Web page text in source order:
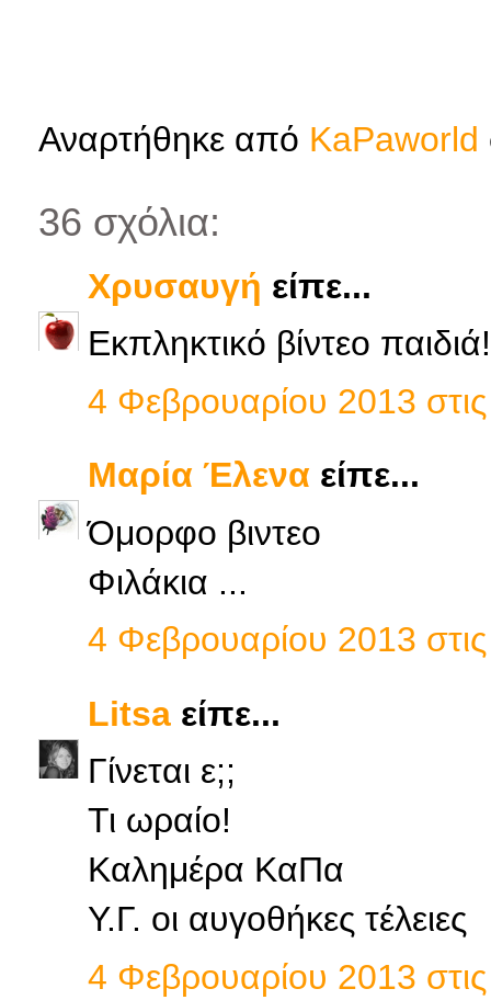
Αναρτήθηκε από KaPaworld
36 σχόλια:
Χρυσαυγή είπε...
Εκπληκτικό βίντεο
4 Φεβρουαρίου 2013
Μαρία Έλενα είπε...
Όμορφο βιντεο
Φιλάκια ...
4 Φεβρουαρίου 2013
Litsa είπε...
Γίνεται ε;;
Τι ωραίο!
Καλημέρα ΚαΠα
Υ.Γ. οι αυγοθήκες τέλειες
4 Φεβρουαρίου 2013